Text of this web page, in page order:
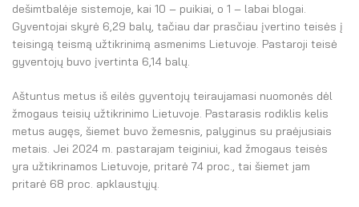
dešimtbalėje sistemoje, kai 10 – puikiai, o 1 – labai blogai.
Gyventojai skyrė 6,29 balų, tačiau dar prasčiau įvertino teisės į
teisingą teismą užtikrinimą asmenims Lietuvoje. Pastaroji teisė
gyventojų buvo įvertinta 6,14 balų.
Aštuntus metus iš eilės gyventojų teiraujamasi nuomonės dėl
žmogaus teisių užtikrinimo Lietuvoje. Pastarasis rodiklis kelis
metus augęs, šiemet buvo žemesnis, palyginus su praėjusiais
metais. Jei 2024 m. pastarajam teiginiui, kad žmogaus teisės
yra užtikrinamos Lietuvoje, pritarė 74 proc., tai šiemet jam
pritarė 68 proc. apklaustųjų.